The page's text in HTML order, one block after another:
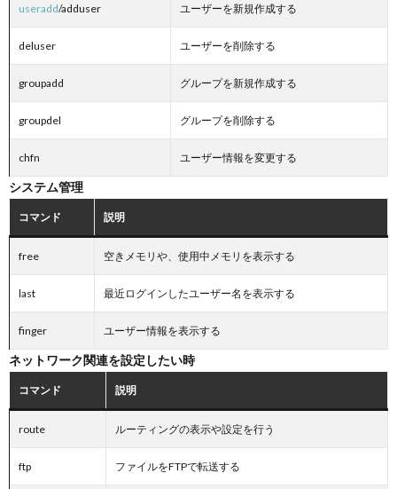
useradd/adduser ユーザーを新規作成する
deluser ユーザーを削除する
groupadd グループを新規作成する
groupdel グループを削除する
chfn ユーザー情報を変更する
システム管理
コマンド 説明
free 空きメモリや、使用中メモリを表示する
last 最近ログインしたユーザー名を表示する
finger ユーザー情報を表示する
ネットワーク関連を設定したい時
コマンド 説明
route ルーティングの表示や設定を行う
ftp ファイルをFTPで転送する